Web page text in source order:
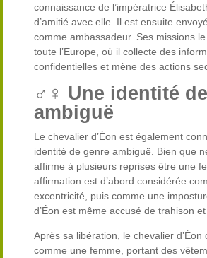
connaissance de l’impératrice
d’amitié avec elle. Il est ensuite
comme ambassadeur. Ses missions
toute l’Europe, où il collecte des
confidentielles et mène des actions
♂️♀️ Une identité
ambiguë
Le chevalier d’Éon est également
identité de genre ambiguë. Bien que
affirme à plusieurs reprises être une
affirmation est d’abord considérée
excentricité, puis comme une
d’Éon est même accusé de trahison
Après sa libération, le chevalier d’Éon
comme une femme, portant des